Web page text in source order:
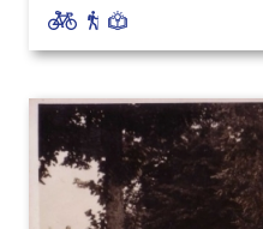
cyklo
pěší